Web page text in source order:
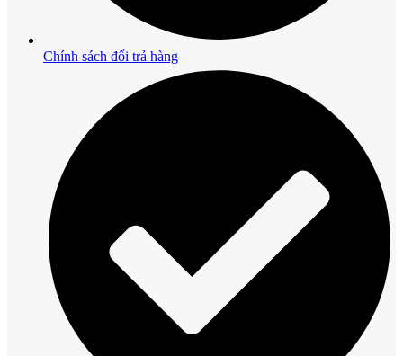
Chính sách đổi trả hàng